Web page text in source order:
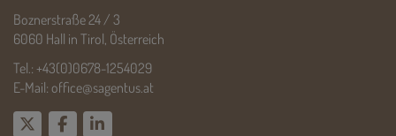
Boznerstraße 24 / 3
6060 Hall in Tirol, Österreich
Tel.: +43(0)0678-1254029
E-Mail: office@sagentus.at